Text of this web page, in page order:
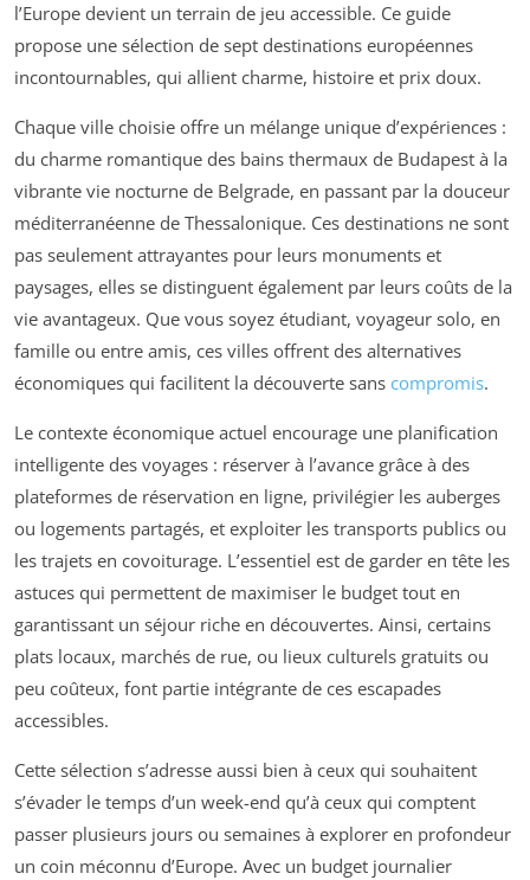
l’Europe devient un terrain de jeu accessible. Ce guide
propose une sélection de sept destinations européennes
incontournables, qui allient charme, histoire et prix doux.
Chaque ville choisie offre un mélange unique d’expériences :
du charme romantique des bains thermaux de Budapest à la
vibrante vie nocturne de Belgrade, en passant par la douceur
méditerranéenne de Thessalonique. Ces destinations ne sont
pas seulement attrayantes pour leurs monuments et
paysages, elles se distinguent également par leurs coûts de la
vie avantageux. Que vous soyez étudiant, voyageur solo, en
famille ou entre amis, ces villes offrent des alternatives
économiques qui facilitent la découverte sans compromis.
Le contexte économique actuel encourage une planification
intelligente des voyages : réserver à l’avance grâce à des
plateformes de réservation en ligne, privilégier les auberges
ou logements partagés, et exploiter les transports publics ou
les trajets en covoiturage. L’essentiel est de garder en tête les
astuces qui permettent de maximiser le budget tout en
garantissant un séjour riche en découvertes. Ainsi, certains
plats locaux, marchés de rue, ou lieux culturels gratuits ou
peu coûteux, font partie intégrante de ces escapades
accessibles.
Cette sélection s’adresse aussi bien à ceux qui souhaitent
s’évader le temps d’un week-end qu’à ceux qui comptent
passer plusieurs jours ou semaines à explorer en profondeur
un coin méconnu d’Europe. Avec un budget journalier